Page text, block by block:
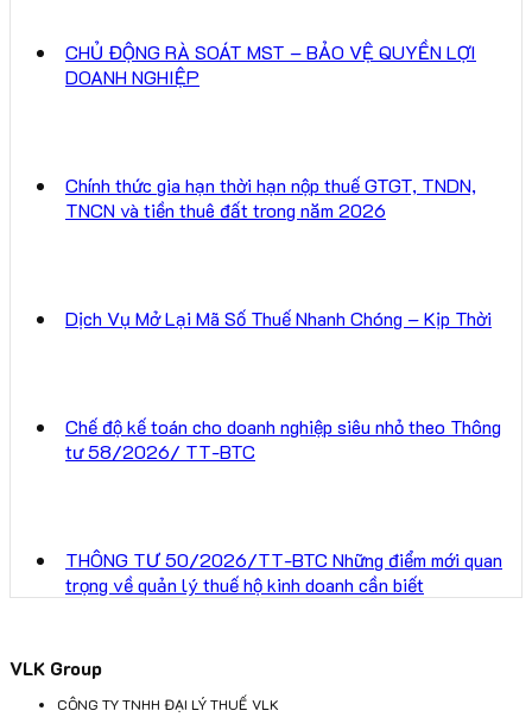
CHỦ ĐỘNG RÀ SOÁT MST – BẢO VỆ QUYỀN LỢI
DOANH NGHIỆP
Chính thức gia hạn thời hạn nộp thuế GTGT, TNDN,
TNCN và tiền thuê đất trong năm 2026
Dịch Vụ Mở Lại Mã Số Thuế Nhanh Chóng – Kịp Thời
Chế độ kế toán cho doanh nghiệp siêu nhỏ theo Thông
tư 58/2026/ TT-BTC
THÔNG TƯ 50/2026/TT-BTC Những điểm mới quan
trọng về quản lý thuế hộ kinh doanh cần biết
VLK Group
CÔNG TY TNHH ĐẠI LÝ THUẾ VLK